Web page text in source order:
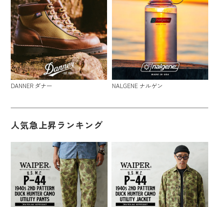
DANNER ダナー NALGENE ナルゲン
人気急上昇ランキング